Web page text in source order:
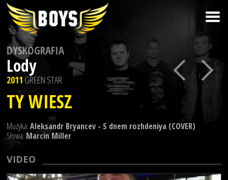
DYSKOGRAFIA
Lody
2011 GREEN STAR
TY WIESZ
Muzyka:Aleksandr Bryancev - S dnem rozhdeniya (COVER)
Słowa: Marcin Miller
VIDEO